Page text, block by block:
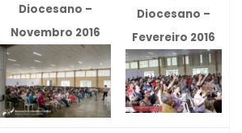
Diocesano –
Novembro 2016
Diocesano –
Fevereiro 2016